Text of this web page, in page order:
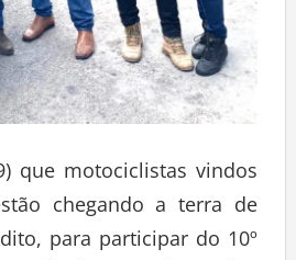
que motociclistas vindos
chegando a terra de
para participar do 10º